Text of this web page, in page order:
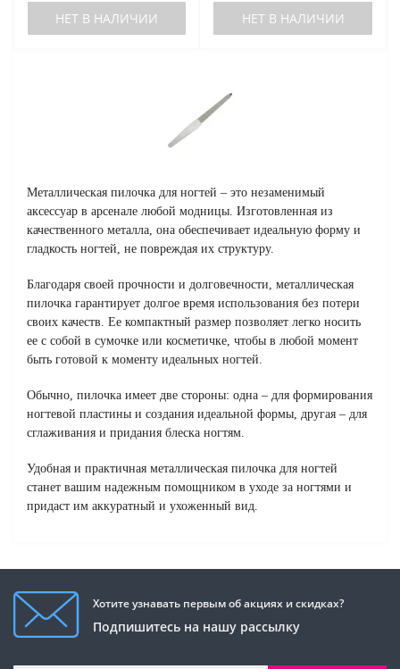
НЕТ В НАЛИЧИИ НЕТ В НАЛИЧИИ
Металлическая пилочка для ногтей – это незаменимый
аксессуар в арсенале любой модницы. Изготовленная из
качественного металла, она обеспечивает идеальную форму и
гладкость ногтей, не повреждая их структуру.
Благодаря своей прочности и долговечности, металлическая
пилочка гарантирует долгое время использования без потери
своих качеств. Ее компактный размер позволяет легко носить
ее с собой в сумочке или косметичке, чтобы в любой момент
быть готовой к моменту идеальных ногтей.
Обычно, пилочка имеет две стороны: одна – для формирования
ногтевой пластины и создания идеальной формы, другая – для
сглаживания и придания блеска ногтям.
Удобная и практичная металлическая пилочка для ногтей
станет вашим надежным помощником в уходе за ногтями и
придаст им аккуратный и ухоженный вид.
Хотите узнавать первым об акциях и скидках?
Подпишитесь на нашу рассылку